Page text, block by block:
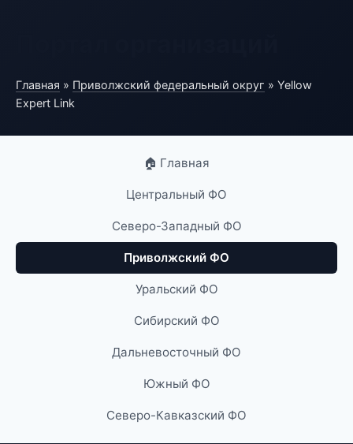
Главная » Приволжский федеральный округ » Yellow
Expert Link
🏠 Главная
Центральный ФО
Северо-Западный ФО
Приволжский ФО
Уральский ФО
Сибирский ФО
Дальневосточный ФО
Южный ФО
Северо-Кавказский ФО